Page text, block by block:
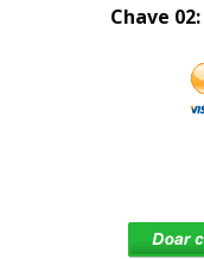
Chave 02: